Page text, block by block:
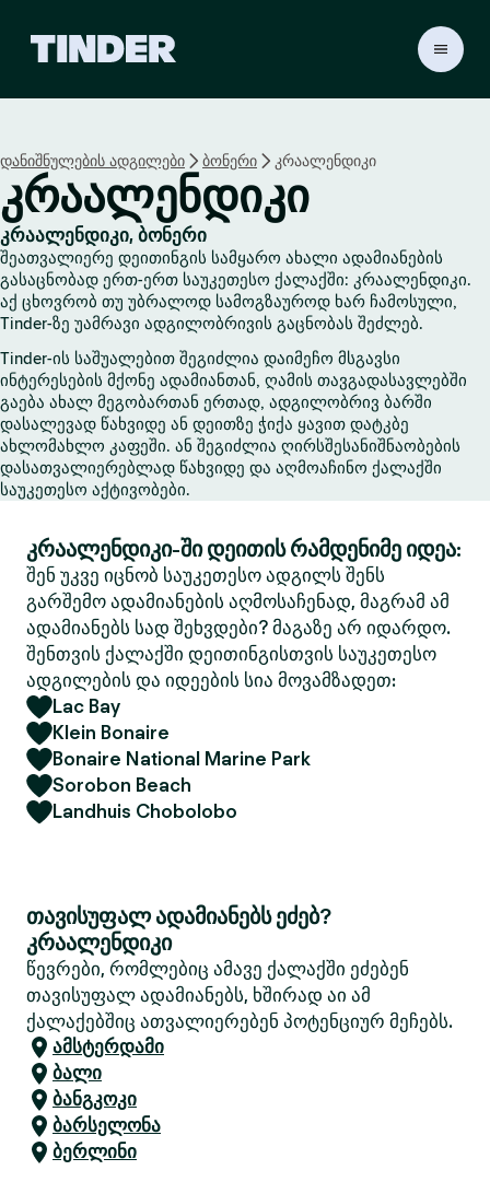
r
H
o
m
e
დანიშნულების ადგილები ბონერი კრაალენდიკი
კრაალენდიკი
კრაალენდიკი, ბონერი
შეათვალიერე დეითინგის სამყარო ახალი ადამიანების
გასაცნობად ერთ-ერთ საუკეთესო ქალაქში: კრაალენდიკი.
აქ ცხოვრობ თუ უბრალოდ სამოგზაუროდ ხარ ჩამოსული,
Tinder-ზე უამრავი ადგილობრივის გაცნობას შეძლებ.
Tinder-ის საშუალებით შეგიძლია დაიმეჩო მსგავსი
ინტერესების მქონე ადამიანთან, ღამის თავგადასავლებში
გაება ახალ მეგობართან ერთად, ადგილობრივ ბარში
დასალევად წახვიდე ან დეითზე ჭიქა ყავით დატკბე
ახლომახლო კაფეში. ან შეგიძლია ღირსშესანიშნაობების
დასათვალიერებლად წახვიდე და აღმოაჩინო ქალაქში
საუკეთესო აქტივობები.
კრაალენდიკი-ში დეითის რამდენიმე იდეა:
შენ უკვე იცნობ საუკეთესო ადგილს შენს
გარშემო ადამიანების აღმოსაჩენად, მაგრამ ამ
ადამიანებს სად შეხვდები? მაგაზე არ იდარდო.
შენთვის ქალაქში დეითინგისთვის საუკეთესო
ადგილების და იდეების სია მოვამზადეთ:
Lac Bay
Klein Bonaire
Bonaire National Marine Park
Sorobon Beach
Landhuis Chobolobo
თავისუფალ ადამიანებს ეძებ?
კრაალენდიკი
წევრები, რომლებიც ამავე ქალაქში ეძებენ
თავისუფალ ადამიანებს, ხშირად აი ამ
ქალაქებშიც ათვალიერებენ პოტენციურ მეჩებს.
ამსტერდამი
ბალი
ბანგკოკი
ბარსელონა
ბერლინი